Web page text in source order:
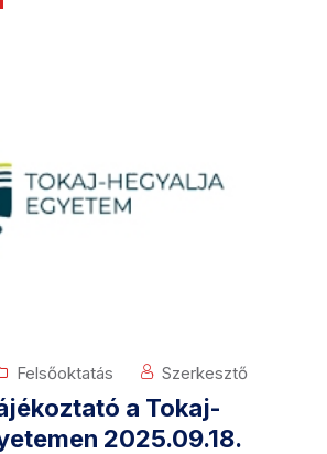
Felsőoktatás Szerkesztő
a Tokaj-
2025.09.18.